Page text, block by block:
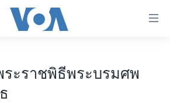
ะราชพิธีพระบรมศพ